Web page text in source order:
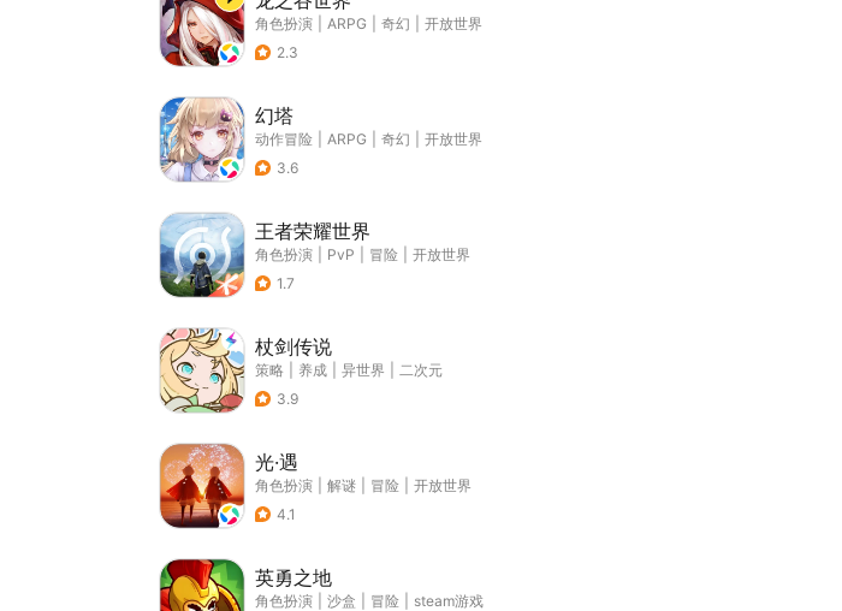
角色扮演 ARPG 奇幻
开放世界
2.3
幻塔
动作冒险 ARPG 奇幻
开放世界
3.6
王者荣耀世界
角色扮演 PvP 冒险
开放世界
1.7
杖剑传说
策略 养成 异世界
二次元
3.9
光·遇
角色扮演 解谜 冒险
开放世界
4.1
英勇之地
角色扮演 沙盒 冒险
steam游戏